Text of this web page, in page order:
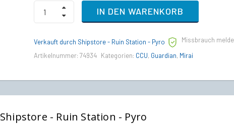
RSI
Scorpius
to
Guardian
CCU
IN DEN WARENKORB
Verkauft durch Shipstore - Ruin Station - Pyro
Missbrauch
Artikelnummer: 74934 Kategorien: CCU, Guardian, Mirai
Shipstore - Ruin Station - Pyro